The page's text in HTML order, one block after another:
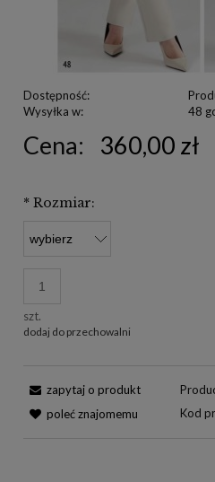
Dostępność:
Wysyłka w:
48
Cena: 360,00 zł
* Rozmiar:
szt.
dodaj do przechowalni
Kod
zapytaj o produkt
poleć znajomemu